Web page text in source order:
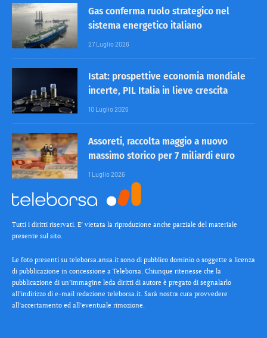
Gas conferma ruolo strategico nel
sistema energetico italiano
27 Luglio 2026
Istat: prospettive economia mondiale
incerte, PIL Italia in lieve crescita
10 Luglio 2026
Assoreti, raccolta maggio a nuovo
massimo storico per 7 miliardi euro
1 Luglio 2026
Tutti i diritti riservati. E’ vietata la riproduzione anche parziale del materiale
presente sul sito.
Le foto presenti su teleborsa.ansa.it sono di pubblico dominio o soggette a licenza
di pubblicazione in concessione a Teleborsa. Chiunque ritenesse che la
pubblicazione di un’immagine leda diritti di autore è pregato di segnalarlo
all’indirizzo di e-mail redazione teleborsa.it. Sarà nostra cura provvedere
all’accertamento ed all’eventuale rimozione.